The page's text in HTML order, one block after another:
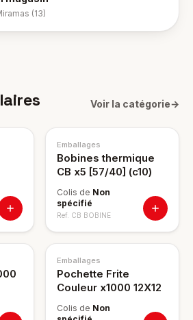
(13)
Voir la catégorie→
Emballages
Bobines thermique
CB x5 [57/40] (c10)
Colis de Non
spécifié
Ref. CB BOBINE
Emballages
Pochette Frite
Couleur x1000 12X12
Colis de Non